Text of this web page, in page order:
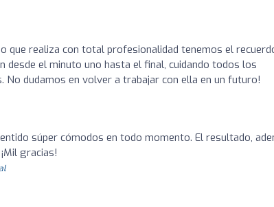
que realiza con total profesionalidad tenemos el
desde el minuto uno hasta el final, cuidando todos los
dudamos en volver a trabajar con ella en un futuro!
súper cómodos en todo momento. El resultado,
gracias!